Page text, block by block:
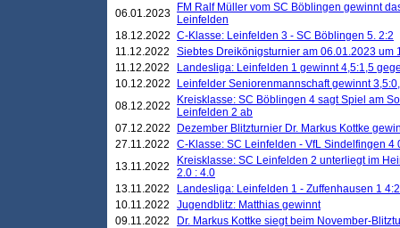
06.01.2023
FM Ralf Müller vom SC Böblingen gewinnt
Leinfelden
18.12.2022 C-Klasse: Leinfelden 3 - SC Böblingen 5. 2:2
11.12.2022
Siebtes Dreikönigsturnier am 06.01.2023 um
11.12.2022
Landesliga: Leinfelden 1 gewinnt 4,5:1,5
10.12.2022
Leinfelder Seniorenmannschaft gewinnt
08.12.2022
Kreisklasse: SC Böblingen 4 sagt Spiel am
Leinfelden 2 ab
07.12.2022
Dezember Blitzturnier Dr. Markus Kottke
27.11.2022
C-Klasse: SC Leinfelden - VfL Sindelfingen 4
13.11.2022
Kreisklasse: SC Leinfelden 2 unterliegt im
2.0 : 4.0
13.11.2022
Landesliga: Leinfelden 1 - Zuffenhausen 1 4:2
10.11.2022
Jugendblitz: Matthias gewinnt
09.11.2022
Dr. Markus Kottke siegt beim November-